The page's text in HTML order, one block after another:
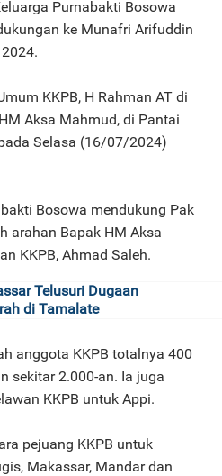
Purnabakti Bosowa
ke Munafri Arifuddin
KKPB, H Rahman AT di
Aksa Mahmud, di Pantai
Selasa (16/07/2024)
Bosowa mendukung Pak
arahan Bapak HM Aksa
KKPB, Ahmad Saleh.
Telusuri Dugaan
di Tamalate
anggota KKPB totalnya 400
sekitar 2.000-an. Ia juga
KKPB untuk Appi.
pejuang KKPB untuk
Makassar, Mandar dan